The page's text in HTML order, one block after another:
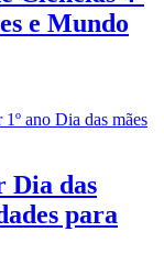
e Mundo
Dia das
para